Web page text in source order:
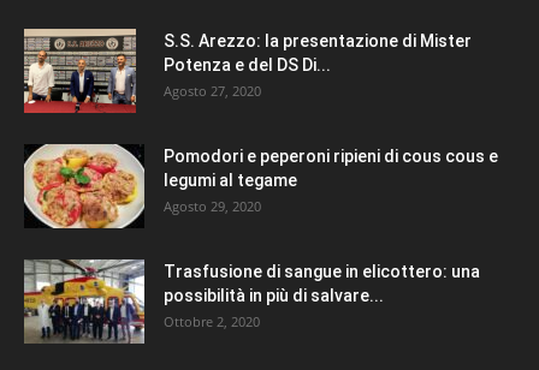
S.S. Arezzo: la presentazione di Mister
Potenza e del DS Di...
Agosto 27, 2020
Pomodori e peperoni ripieni di cous cous e
legumi al tegame
Agosto 29, 2020
Trasfusione di sangue in elicottero: una
possibilità in più di salvare...
Ottobre 2, 2020